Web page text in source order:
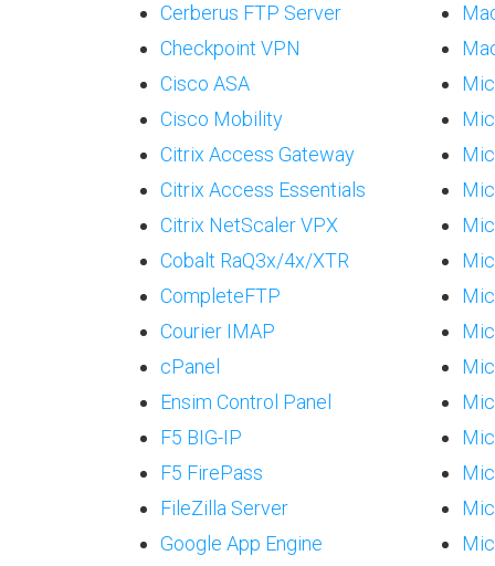
Cerberus FTP Server
Checkpoint VPN
Cisco ASA
Cisco Mobility
Citrix Access Gateway
Citrix Access Essentials
Citrix NetScaler VPX
Cobalt RaQ3x/4x/XTR
CompleteFTP
Courier IMAP
cPanel
Ensim Control Panel
F5 BIG-IP
F5 FirePass
FileZilla Server
Google App Engine